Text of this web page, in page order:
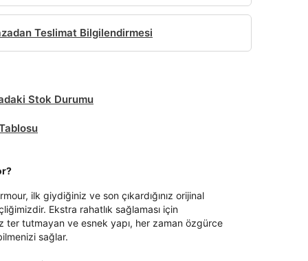
Teslimat Bilgilendirmesi
Stok Durumu
ilk giydiğiniz ve son çıkardığınız orijinal
Ekstra rahatlık sağlaması için
ter tutmayan ve esnek yapı, her zaman özgürce
sağlar.